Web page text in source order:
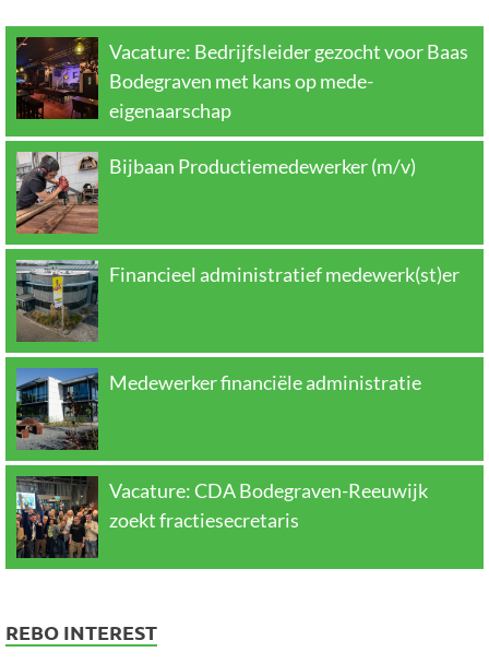
Vacature: Bedrijfsleider gezocht voor Baas
Bodegraven met kans op mede-
eigenaarschap
Bijbaan Productiemedewerker (m/v)
Financieel administratief medewerk(st)er
Medewerker financiële administratie
Vacature: CDA Bodegraven-Reeuwijk
zoekt fractiesecretaris
REBO INTEREST